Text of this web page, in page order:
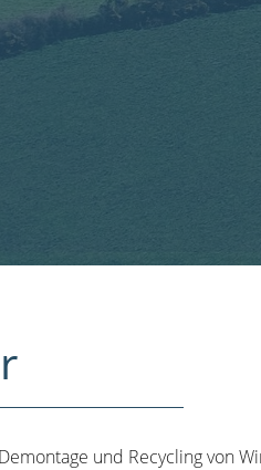
und Recycling von